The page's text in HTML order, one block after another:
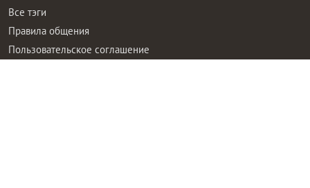
Политика конфиденциальности
Контактная информация
Правообладателям